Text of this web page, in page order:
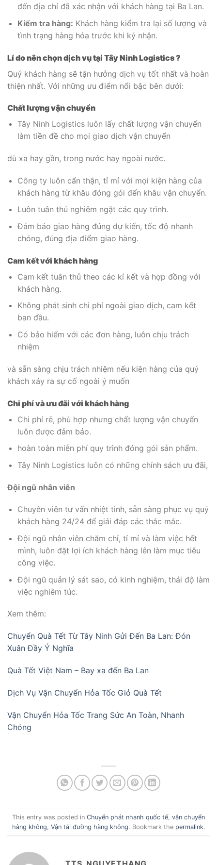
đến địa chỉ đã xác nhận với khách hàng tại Ba Lan.
Kiểm tra hàng: Khách hàng kiểm tra lại số lượng và
tình trạng hàng hóa trước khi ký nhận.
Lí do nên chọn dịch vụ tại Tây Ninh Logistics ?
Quý khách hàng sẽ tận hưởng dịch vụ tốt nhất và hoàn
thiện nhất. Với những ưu điểm nổi bậc bên dưới:
Chất lượng vận chuyển
Tây Ninh Logistics luôn lấy chất lượng vận chuyển
làm tiền đề cho mọi giao dịch vận chuyển
dù xa hay gần, trong nước hay ngoài nước.
Công ty luôn cẩn thận, tỉ mỉ với mọi kiện hàng của
khách hàng từ khâu đóng gói đến khâu vận chuyển.
Luôn tuân thủ nghiêm ngặt các quy trình.
Đảm bảo giao hàng đúng dự kiến, tốc độ nhanh
chóng, đúng địa điểm giao hàng.
Cam kết với khách hàng
Cam kết tuân thủ theo các kí kết và hợp đồng với
khách hàng.
Không phát sinh chi phí ngoài giao dịch, cam kết
ban đầu.
Có bảo hiểm với các đơn hàng, luôn chịu trách
nhiệm
và sẵn sàng chịu trách nhiệm nếu kiện hàng của quý
khách xảy ra sự cố ngoài ý muốn
Chi phí và ưu đãi với khách hàng
Chi phí rẻ, phù hợp nhưng chất lượng vận chuyển
luôn được đảm bảo.
hoàn toàn miễn phí quy trình đóng gói sản phẩm.
Tây Ninh Logistics luôn có những chính sách ưu đãi,
Đội ngũ nhân viên
Chuyên viên tư vấn nhiệt tình, sẵn sàng phục vụ quý
khách hàng 24/24 để giải đáp các thắc mắc.
Đội ngũ nhân viên chăm chỉ, tỉ mỉ và làm việc hết
mình, luôn đặt lợi ích khách hàng lên làm mục tiêu
công việc.
Đội ngũ quản lý sát sao, có kinh nghiệm, thái độ làm
việc nghiêm túc.
Xem thêm:
Chuyển Quà Tết Từ Tây Ninh Gửi Đến Ba Lan: Đón
Xuân Đầy Ý Nghĩa
Quà Tết Việt Nam – Bay xa đến Ba Lan
Dịch Vụ Vận Chuyển Hỏa Tốc Giỏ Quà Tết
Vận Chuyển Hỏa Tốc Trang Sức An Toàn, Nhanh
Chóng
This entry was posted in Chuyển phát nhanh quốc tế vận chuyển
hàng không Vận tải đường hàng không. Bookmark the permalink.